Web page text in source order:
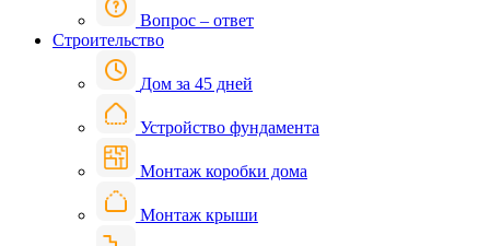
Вопрос – ответ
Строительство
Дом за 45 дней
Устройство фундамента
Монтаж коробки дома
Монтаж крыши